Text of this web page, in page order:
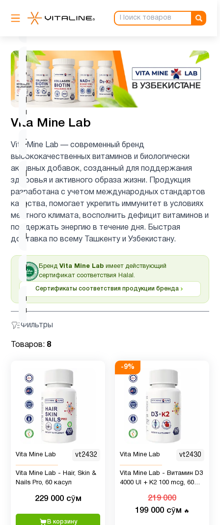
Vita Mine Lab
Vita Mine Lab — современный бренд
высококачественных витаминов и биологически
активных добавок, созданный для поддержания
здоровья и активного образа жизни. Продукция
разработана с учетом международных стандартов
качества, помогает укрепить иммунитет в условиях
местного климата, восполнить дефицит витаминов и
поддержать энергию в течение дня. Быстрая
доставка по всему Ташкенту и Узбекистану.
Бренд Vita Mine Lab имеет действующий
сертификат соответствия Halal.
Сертификаты соответствия продукции бренда
Фильтры
Витамин
Витамин
д3
1
Гиалуроновая
1
Женщинам 5
Иммунитет
Кожа 5
Коллагены 2
Мужчинам 3
ногти и
волосы
5
Товаров: 8
Vita Mine Lab vt2432
Vita Mine Lab - Hair, Skin &
Nails Pro, 60 касул
229 000 сӯм
В корзину
-9%
Vita Mine Lab vt2430
Vita Mine Lab - Витамин D3
4000 UI + K2 100 mcg, 60
219 000
199 000 сӯм 🔥